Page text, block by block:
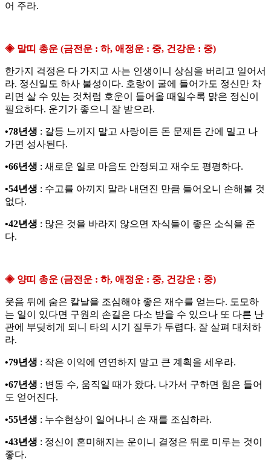
어 주라.
◈ 말띠 총운 (금전운 : 하, 애정운 : 중, 건강운 : 중)
한가지 걱정은 다 가지고 사는 인생이니 상심을 버리고 일어서
라. 정신일도 하사 불성이다. 호랑이 굴에 들어가도 정신만 차
리면 살 수 있는 것처럼 호운이 들어올 때일수록 맑은 정신이
필요하다. 운기가 좋으니 잘 받으라.
•78년생 : 갈등 느끼지 말고 사랑이든 돈 문제든 간에 밀고 나
가면 성사된다.
•66년생 : 새로운 일로 마음도 안정되고 재수도 평평하다.
•54년생 : 수고를 아끼지 말라 내던진 만큼 들어오니 손해볼 것
없다.
•42년생 : 많은 것을 바라지 않으면 자식들이 좋은 소식을 준
다.
◈ 양띠 총운 (금전운 : 하, 애정운 : 중, 건강운 : 중)
웃음 뒤에 숨은 칼날을 조심해야 좋은 재수를 얻는다. 도모하
는 일이 있다면 구원의 손길은 다소 받을 수 있으나 또 다른 난
관에 부딪히게 되니 타의 시기 질투가 두렵다. 잘 살펴 대처하
라.
•79년생 : 작은 이익에 연연하지 말고 큰 계획을 세우라.
•67년생 : 변동 수, 움직일 때가 왔다. 나가서 구하면 힘은 들어
도 얻어진다.
•55년생 : 누수현상이 일어나니 손 재를 조심하라.
•43년생 : 정신이 혼미해지는 운이니 결정은 뒤로 미루는 것이
좋다.